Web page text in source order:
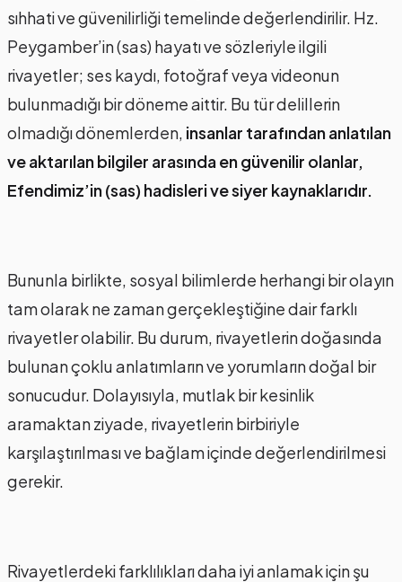
sıhhati ve güvenilirliği temelinde değerlendirilir. Hz.
Peygamber’in (sas) hayatı ve sözleriyle ilgili
rivayetler; ses kaydı, fotoğraf veya videonun
bulunmadığı bir döneme aittir. Bu tür delillerin
olmadığı dönemlerden, insanlar tarafından anlatılan
ve aktarılan bilgiler arasında en güvenilir olanlar,
Efendimiz’in (sas) hadisleri ve siyer kaynaklarıdır.
Bununla birlikte, sosyal bilimlerde herhangi bir olayın
tam olarak ne zaman gerçekleştiğine dair farklı
rivayetler olabilir. Bu durum, rivayetlerin doğasında
bulunan çoklu anlatımların ve yorumların doğal bir
sonucudur. Dolayısıyla, mutlak bir kesinlik
aramaktan ziyade, rivayetlerin birbiriyle
karşılaştırılması ve bağlam içinde değerlendirilmesi
gerekir.
Rivayetlerdeki farklılıkları daha iyi anlamak için şu